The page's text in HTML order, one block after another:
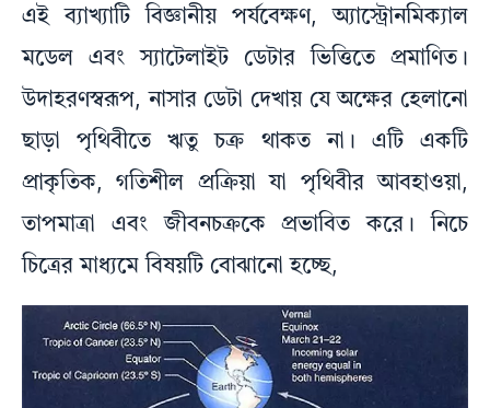
এই ব্যাখ্যাটি বিজ্ঞানীয় পর্যবেক্ষণ, অ্যাস্ট্রোনমিক্যাল
মডেল এবং স্যাটেলাইট ডেটার ভিত্তিতে প্রমাণিত।
উদাহরণস্বরূপ, নাসার ডেটা দেখায় যে অক্ষের হেলানো
ছাড়া পৃথিবীতে ঋতু চক্র থাকত না। এটি একটি
প্রাকৃতিক, গতিশীল প্রক্রিয়া যা পৃথিবীর আবহাওয়া,
তাপমাত্রা এবং জীবনচক্রকে প্রভাবিত করে। নিচে
চিত্রের মাধ্যমে বিষয়টি বোঝানো হচ্ছে,